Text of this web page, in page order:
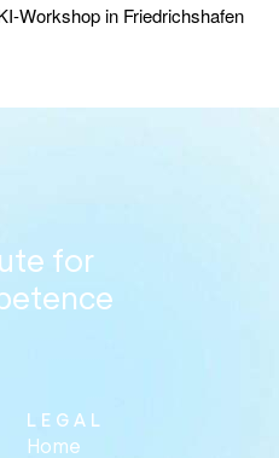
Workshop in Friedrichshafen
for
LEGAL
Home